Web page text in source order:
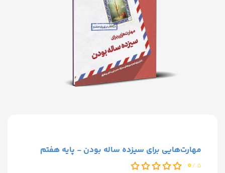
مهارت‌هایی برای سیزده ساله بودن - پایه هفتم
5 /
0